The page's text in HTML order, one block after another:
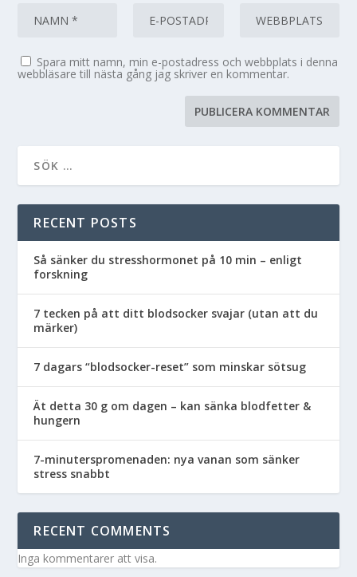
Spara mitt namn, min e-postadress och webbplats i denna
webbläsare till nästa gång jag skriver en kommentar.
RECENT POSTS
Så sänker du stresshormonet på 10 min – enligt
forskning
7 tecken på att ditt blodsocker svajar (utan att du
märker)
7 dagars “blodsocker-reset” som minskar sötsug
Ät detta 30 g om dagen – kan sänka blodfetter &
hungern
7-minuterspromenaden: nya vanan som sänker
stress snabbt
RECENT COMMENTS
Inga kommentarer att visa.